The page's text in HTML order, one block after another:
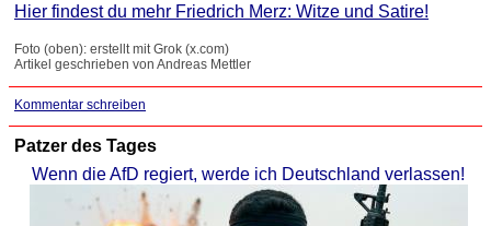
Hier findest du mehr Friedrich Merz: Witze und Satire!
Foto (oben): erstellt mit Grok (x.com)
Artikel geschrieben von Andreas Mettler
Kommentar schreiben
Patzer des Tages
Wenn die AfD regiert, werde ich Deutschland verlassen!